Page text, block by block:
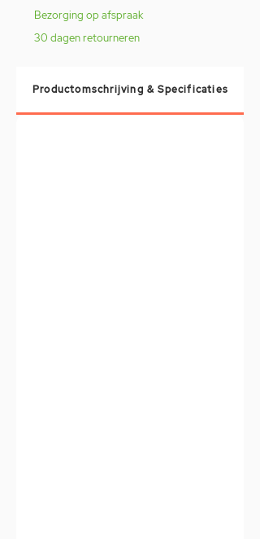
Bezorging op afspraak
30 dagen retourneren
Productomschrijving & Specificaties